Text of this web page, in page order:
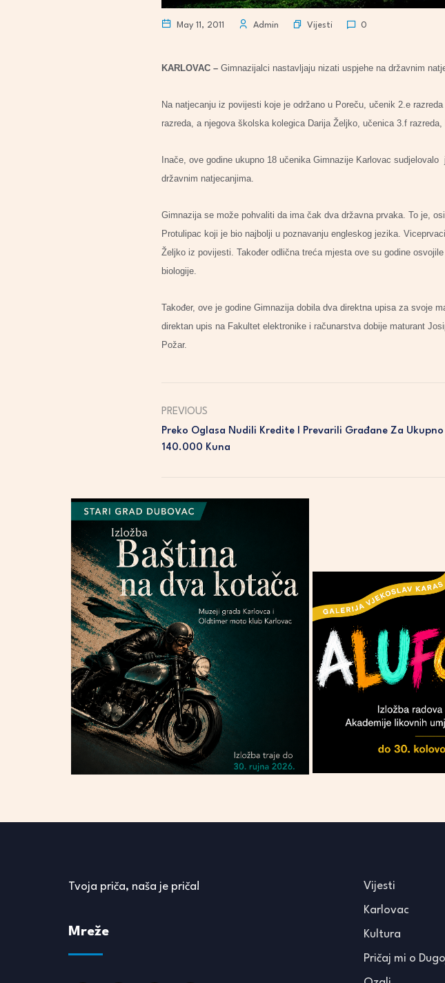
May 11, 2011 Admin Vijesti 0
KARLOVAC – Gimnazijalci nastavljaju nizati uspjehe na državnim
Na natjecanju iz povijesti koje je održano u Poreču, učenik 2.e
razreda, a njegova školska kolegica Darija Željko, učenica 3.f
Inače, ove godine ukupno 18 učenika Gimnazije Karlovac
državnim natjecanjima.
Gimnazija se može pohvaliti da ima čak dva državna prvaka. To je,
Protulipac koji je bio najbolji u poznavanju engleskog jezika.
Željko iz povijesti. Također odlična treća mjesta ove su godine
biologije.
Također, ove je godine Gimnazija dobila dva direktna upisa za svoje
direktan upis na Fakultet elektronike i računarstva dobije maturant
Požar.
PREVIOUS
Preko Oglasa Nudili Kredite I Prevarili Građane Za Ukupno
140.000 Kuna
Tvoja priča, naša je priča!
Mreže
Vijesti
Karlovac
Kultura
Pričaj mi o